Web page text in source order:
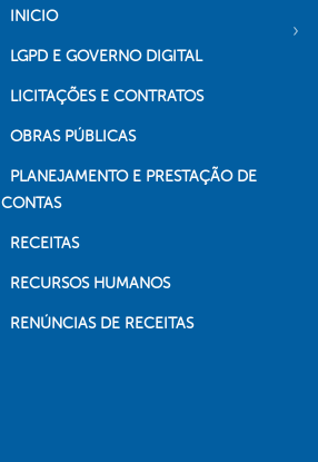
INICIO
LGPD E GOVERNO DIGITAL
LICITAÇÕES E CONTRATOS
OBRAS PÚBLICAS
PLANEJAMENTO E PRESTAÇÃO DE
CONTAS
RECEITAS
RECURSOS HUMANOS
RENÚNCIAS DE RECEITAS